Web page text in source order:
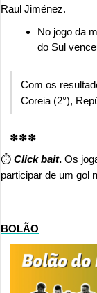
Raul Jiménez.
No jogo da
do Sul
Com os
Coreia (2°),
✽✽✽
⏱️ Click bait. Os
participar de um gol
BOLÃO